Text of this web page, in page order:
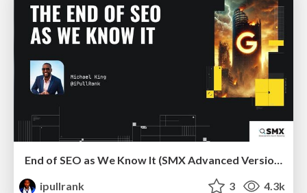
End of SEO as We Know It (SMX Advanced Version)
ipullrank
3 4.3k